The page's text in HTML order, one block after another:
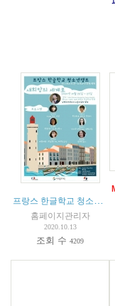
홈페이지관리자
2020.10.13
조회 수4209